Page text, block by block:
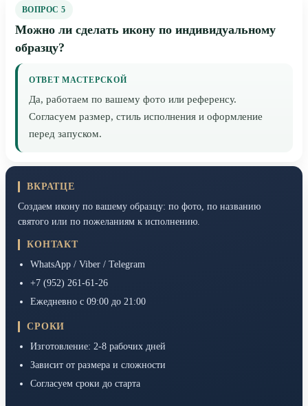
ВОПРОС 5
Можно ли сделать икону по индивидуальному
образцу?
ОТВЕТ МАСТЕРСКОЙ
Да, работаем по вашему фото или референсу.
Согласуем размер, стиль исполнения и оформление
перед запуском.
ВКРАТЦЕ
Создаем икону по вашему образцу: по фото, по названию
святого или по пожеланиям к исполнению.
КОНТАКТ
WhatsApp / Viber / Telegram
+7 (952) 261-61-26
Ежедневно с 09:00 до 21:00
СРОКИ
Изготовление: 2-8 рабочих дней
Зависит от размера и сложности
Согласуем сроки до старта